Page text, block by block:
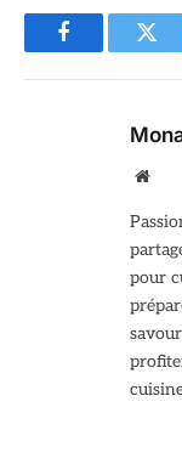
Facebook
Site
pour